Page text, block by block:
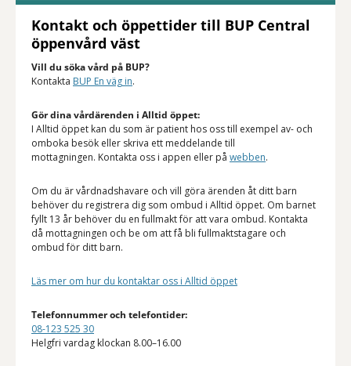
Kontakt och öppettider till BUP Central
öppenvård väst
Vill du söka vård på BUP?
Kontakta BUP En väg in.
Gör dina vårdärenden i Alltid öppet:
I Alltid öppet kan du som är patient hos oss till exempel av- och
omboka besök eller skriva ett meddelande till
mottagningen. Kontakta oss i appen eller på webben.
Om du är vårdnadshavare och vill göra ärenden åt ditt barn
behöver du registrera dig som ombud i Alltid öppet. Om barnet
fyllt 13 år behöver du en fullmakt för att vara ombud. Kontakta
då mottagningen och be om att få bli fullmaktstagare och
ombud för ditt barn.
Läs mer om hur du kontaktar oss i Alltid öppet
Telefonnummer och telefontider:
08-123 525 30
Helgfri vardag klockan 8.00–16.00